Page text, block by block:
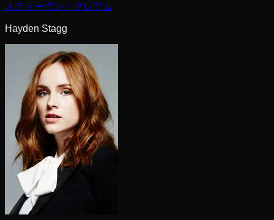
スティーヴン・グレアム
Hayden Stagg